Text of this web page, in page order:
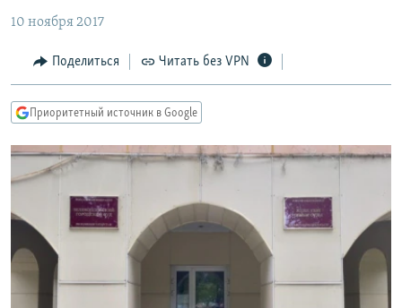
навигации
Вернутся
КУЛЬТУРА
IDEL.РЕАЛИИ
КАВКАЗ.РЕАЛИИ
СИБИРЬ.РЕАЛИИ
РАСПИСАНИЕ ВЕЩАНИЯ
ПОДПИШИТЕСЬ НА РАССЫЛКУ
СОЦИАЛЬНЫЕ СЕТИ
10 ноября 2017
Поделиться Читать без VPN
Приоритетный источник в Google